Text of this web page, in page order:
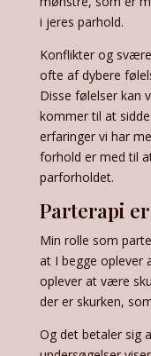
i jeres parhold.
Konflikter og
ofte af dybere
Disse følelser kan
kommer til at
erfaringer vi har
forhold er med til
parforholdet.
Parterapi
Min rolle som
at I begge oplever
oplever at være
der er skurken,
Og det betaler sig